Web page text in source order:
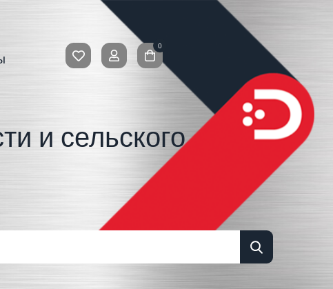
0
и сельского